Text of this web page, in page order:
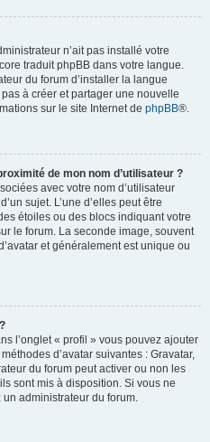
n’ait pas installé votre
traduit phpBB dans votre langue.
du forum d’installer la langue
à créer et partager une nouvelle
sur le site Internet de phpBB®.
de mon nom d’utilisateur ?
avec votre nom d’utilisateur
sujet. L’une d’elles peut être
étoiles ou des blocs indiquant votre
le forum. La seconde image, souvent
et généralement est unique ou
l’onglet « profil » vous pouvez ajouter
d’avatar suivantes : Gravatar,
du forum peut activer ou non les
sont mis à disposition. Si vous ne
un administrateur du forum.